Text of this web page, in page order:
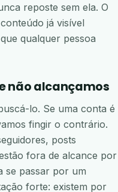
reposte sem ela. O
já visível
qualquer pessoa
não alcançamos
lo. Se uma conta é
fingir o contrário.
posts
fora de alcance por
se passar por um
forte: existem por